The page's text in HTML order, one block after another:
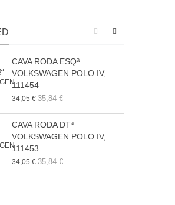
CAVA RODA ESQª
VOLKSWAGEN POLO IV,
111454
34,05 € 35,84 €
CAVA RODA DTª
VOLKSWAGEN POLO IV,
111453
34,05 € 35,84 €